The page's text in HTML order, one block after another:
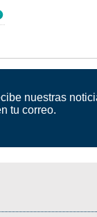
nuestras
tu correo.